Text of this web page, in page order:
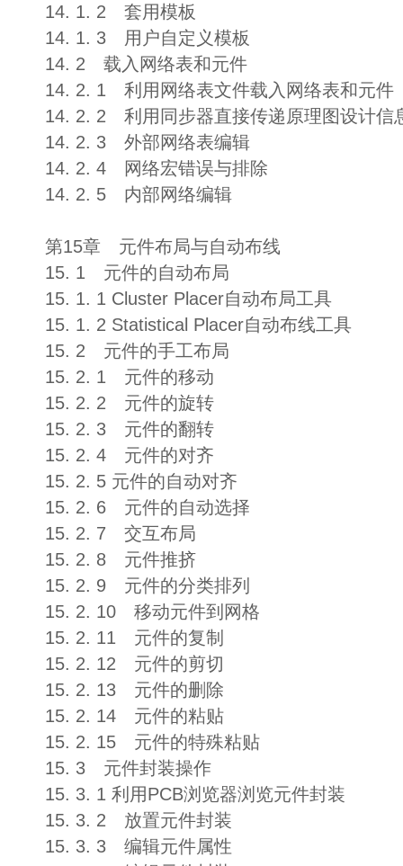
14. 1. 2 套用模板
14. 1. 3 用户自定义模板
14. 2 载入网络表和元件
14. 2. 1 利用网络表文件载入网络表和元件
14. 2. 2 利用同步器直接传递原理图设计信
14. 2. 3 外部网络表编辑
14. 2. 4 网络宏错误与排除
14. 2. 5 内部网络编辑
第15章 元件布局与自动布线
15. 1 元件的自动布局
15. 1. 1 Cluster Placer自动布局工具
15. 1. 2 Statistical Placer自动布线工具
15. 2 元件的手工布局
15. 2. 1 元件的移动
15. 2. 2 元件的旋转
15. 2. 3 元件的翻转
15. 2. 4 元件的对齐
15. 2. 5 元件的自动对齐
15. 2. 6 元件的自动选择
15. 2. 7 交互布局
15. 2. 8 元件推挤
15. 2. 9 元件的分类排列
15. 2. 10 移动元件到网格
15. 2. 11 元件的复制
15. 2. 12 元件的剪切
15. 2. 13 元件的删除
15. 2. 14 元件的粘贴
15. 2. 15 元件的特殊粘贴
15. 3 元件封装操作
15. 3. 1 利用PCB浏览器浏览元件封装
15. 3. 2 放置元件封装
15. 3. 3 编辑元件属性